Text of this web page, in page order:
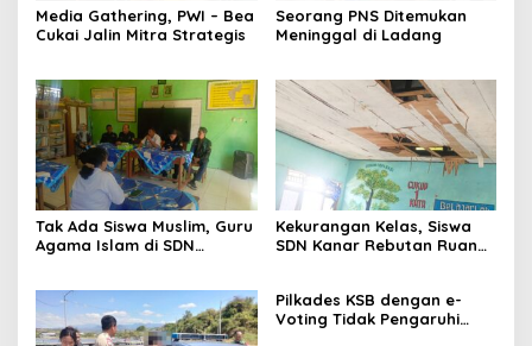
Media Gathering, PWI – Bea
Cukai Jalin Mitra Strategis
Seorang PNS Ditemukan
Meninggal di Ladang
Tak Ada Siswa Muslim, Guru
Agama Islam di SDN
Kekurangan Kelas, Siswa
SDN Kanar Rebutan Ruang
Pilkades KSB dengan e-
Voting Tidak Pengaruhi